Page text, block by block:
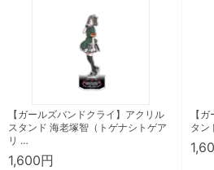
【ガールズバンドクライ】アクリル
スタンド 海老塚智（トゲナシトゲア
リ …
1,600円
【
タン